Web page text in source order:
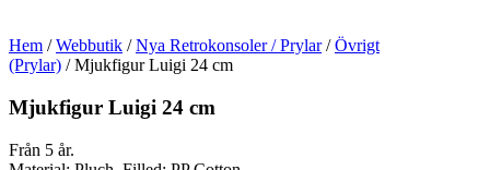
Hem /Webbutik /Nya Retrokonsoler / Prylar/Övrigt
(Prylar) / Mjukfigur Luigi 24 cm
Mjukfigur Luigi 24 cm
Från 5 år.